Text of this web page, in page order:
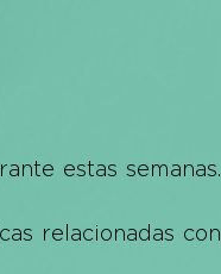
estas semanas.
relacionadas con